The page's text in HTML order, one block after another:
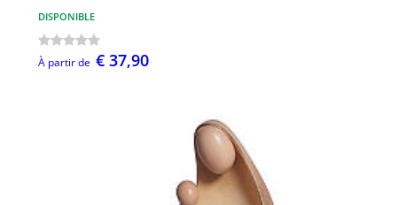
DISPONIBLE
À partir de € 37,90